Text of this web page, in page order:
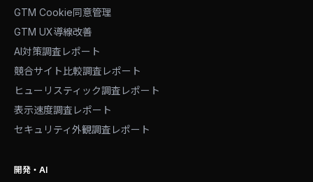
GTM Cookie同意管理
GTM UX導線改善
AI対策調査レポート
競合サイト比較調査レポート
ヒューリスティック調査レポート
表示速度調査レポート
セキュリティ外観調査レポート
開発・AI